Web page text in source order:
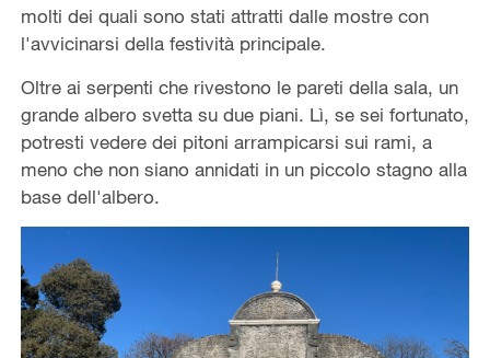
molti dei quali sono stati attratti dalle mostre con
l'avvicinarsi della festività principale.
Oltre ai serpenti che rivestono le pareti della sala, un
grande albero svetta su due piani. Lì, se sei fortunato,
potresti vedere dei pitoni arrampicarsi sui rami, a
meno che non siano annidati in un piccolo stagno alla
base dell'albero.